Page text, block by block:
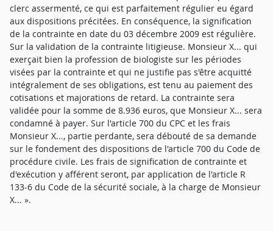
clerc assermenté, ce qui est parfaitement régulier eu égard
aux dispositions précitées. En conséquence, la signification
de la contrainte en date du 03 décembre 2009 est régulière.
Sur la validation de la contrainte litigieuse. Monsieur X... qui
exerçait bien la profession de biologiste sur les périodes
visées par la contrainte et qui ne justifie pas s'être acquitté
intégralement de ses obligations, est tenu au paiement des
cotisations et majorations de retard. La contrainte sera
validée pour la somme de 8.936 euros, que Monsieur X... sera
condamné à payer. Sur l'article 700 du CPC et les frais
Monsieur X..., partie perdante, sera débouté de sa demande
sur le fondement des dispositions de l'article 700 du Code de
procédure civile. Les frais de signification de contrainte et
d'exécution y afférent seront, par application de l'article R
133-6 du Code de la sécurité sociale, à la charge de Monsieur
X... ».